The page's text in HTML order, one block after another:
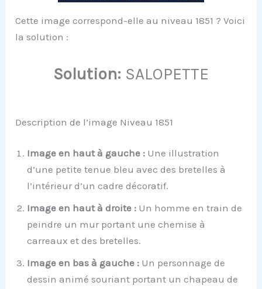
Cette image correspond-elle au niveau 1851 ? Voici
la solution :
Solution: SALOPETTE
Description de l’image Niveau 1851
Image en haut à gauche : Une illustration
d’une petite tenue bleu avec des bretelles à
l’intérieur d’un cadre décoratif.
Image en haut à droite : Un homme en train de
peindre un mur portant une chemise à
carreaux et des bretelles.
Image en bas à gauche : Un personnage de
dessin animé souriant portant un chapeau de